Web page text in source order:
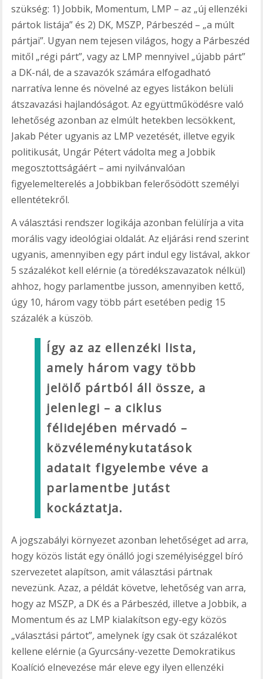
szükség: 1) Jobbik, Momentum, LMP – az „új ellenzéki
pártok listája” és 2) DK, MSZP, Párbeszéd – „a múlt
pártjai”. Ugyan nem tejesen világos, hogy a Párbeszéd
mitől „régi párt”, vagy az LMP mennyivel „újabb párt”
a DK-nál, de a szavazók számára elfogadható
narratíva lenne és növelné az egyes listákon belüli
átszavazási hajlandóságot. Az együttműködésre való
lehetőség azonban az elmúlt hetekben lecsökkent,
Jakab Péter ugyanis az LMP vezetését, illetve egyik
politikusát, Ungár Pétert vádolta meg a Jobbik
megosztottságáért – ami nyilvánvalóan
figyelemelterelés a Jobbikban felerősödött személyi
ellentétekről.
A választási rendszer logikája azonban felülírja a vita
morális vagy ideológiai oldalát. Az eljárási rend szerint
ugyanis, amennyiben egy párt indul egy listával, akkor
5 százalékot kell elérnie (a töredékszavazatok nélkül)
ahhoz, hogy parlamentbe jusson, amennyiben kettő,
úgy 10, három vagy több párt esetében pedig 15
százalék a küszöb.
Így az az ellenzéki lista,
amely három vagy több
jelölő pártból áll össze, a
jelenlegi – a ciklus
félidejében mérvadó –
közvéleménykutatások
adatait figyelembe véve a
parlamentbe jutást
kockáztatja.
A jogszabályi környezet azonban lehetőséget ad arra,
hogy közös listát egy önálló jogi személyiséggel bíró
szervezetet alapítson, amit választási pártnak
nevezünk. Azaz, a példát követve, lehetőség van arra,
hogy az MSZP, a DK és a Párbeszéd, illetve a Jobbik, a
Momentum és az LMP kialakítson egy-egy közös
„választási pártot”,amelynek így csak öt százalékot
kellene elérnie (a Gyurcsány-vezette Demokratikus
Koalíció elnevezése már eleve egy ilyen ellenzéki